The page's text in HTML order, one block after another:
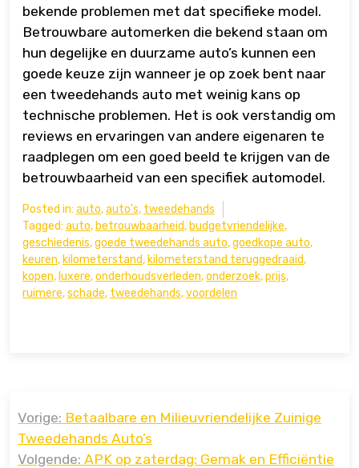
bekende problemen met dat specifieke model.
Betrouwbare automerken die bekend staan om
hun degelijke en duurzame auto’s kunnen een
goede keuze zijn wanneer je op zoek bent naar
een tweedehands auto met weinig kans op
technische problemen. Het is ook verstandig om
reviews en ervaringen van andere eigenaren te
raadplegen om een goed beeld te krijgen van de
betrouwbaarheid van een specifiek automodel.
Posted in: auto,auto's, tweedehands
Tagged: auto, betrouwbaarheid, budgetvriendelijke,
geschiedenis,goede tweedehands auto,goedkope auto,
keuren, kilometerstand, kilometerstand teruggedraaid,
kopen, luxere,onderhoudsverleden,onderzoek,prijs,
ruimere,schade, tweedehands,voordelen
navigatie
Vorige: Betaalbare en Milieuvriendelijke Zuinige
Tweedehands Auto’s
Volgende: APK op zaterdag: Gemak en Efficiëntie